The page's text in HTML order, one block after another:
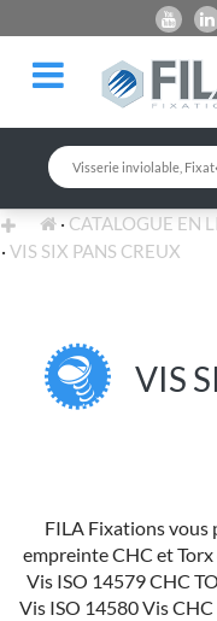
CATALOGUE EN
VIS SIX PANS CREUX
VIS
FILA Fixations vous
empreinte CHC et
Vis ISO 14579 CHC
Vis ISO 14580 Vis